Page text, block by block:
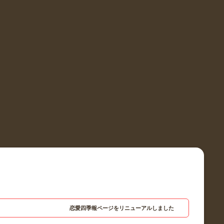
恋愛四季報ページをリニューアルしました